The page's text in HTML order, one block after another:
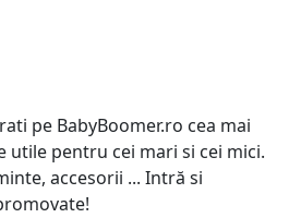
pe BabyBoomer.ro cea mai
utile pentru cei mari si cei mici.
accesorii ... Intră si